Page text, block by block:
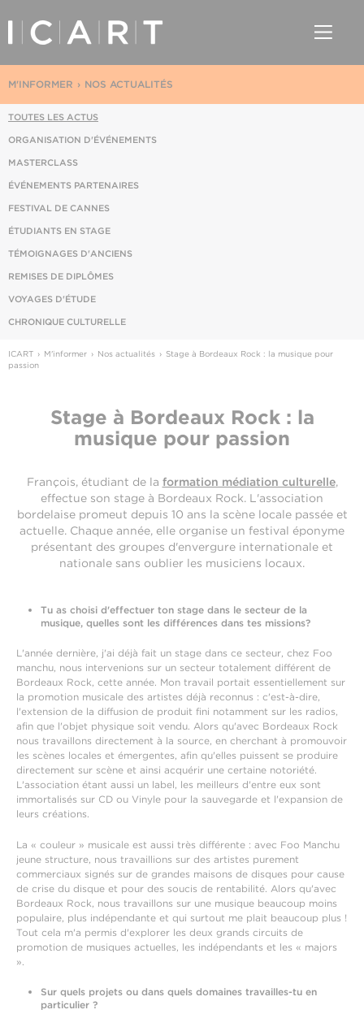
NOS ACTUALITÉS
M'INFORMER
TOUTES LES ACTUS
ORGANISATION D'ÉVÉNEMENTS
MASTERCLASS
ÉVÉNEMENTS PARTENAIRES
FESTIVAL DE CANNES
ÉTUDIANTS EN STAGE
TÉMOIGNAGES D'ANCIENS
REMISES DE DIPLÔMES
VOYAGES D'ÉTUDE
CHRONIQUE CULTURELLE
ICART M'informer Nos actualités
Stage à Bordeaux Rock : la musique pour
passion
Stage à Bordeaux Rock : la
musique pour passion
François, étudiant de la formation médiation culturelle,
effectue son stage à Bordeaux Rock. L'association
bordelaise promeut depuis 10 ans la scène locale passée et
actuelle. Chaque année, elle organise un festival éponyme
présentant des groupes d'envergure internationale et
nationale sans oublier les musiciens locaux.
Tu as choisi d'effectuer ton stage dans le secteur de la
musique, quelles sont les différences dans tes missions?
L'année dernière, j'ai déjà fait un stage dans ce secteur, chez Foo
manchu, nous intervenions sur un secteur totalement différent de
Bordeaux Rock, cette année. Mon travail portait essentiellement sur
la promotion musicale des artistes déjà reconnus : c'est-à-dire,
l'extension de la diffusion de produit fini notamment sur les radios,
afin que l'objet physique soit vendu. Alors qu'avec Bordeaux Rock
nous travaillons directement à la source, en cherchant à promouvoir
les scènes locales et émergentes, afin qu'elles puissent se produire
directement sur scène et ainsi acquérir une certaine notoriété.
L'association étant aussi un label, les meilleurs d'entre eux sont
immortalisés sur CD ou Vinyle pour la sauvegarde et l'expansion de
leurs créations.
La « couleur » musicale est aussi très différente : avec Foo Manchu
jeune structure, nous travaillions sur des artistes purement
commerciaux signés sur de grandes maisons de disques pour cause
de crise du disque et pour des soucis de rentabilité. Alors qu'avec
Bordeaux Rock, nous travaillons sur une musique beaucoup moins
populaire, plus indépendante et qui surtout me plait beaucoup plus !
Tout cela m'a permis d'explorer les deux grands circuits de
promotion de musiques actuelles, les indépendants et les « majors
».
Sur quels projets ou dans quels domaines travailles-tu en
particulier ?